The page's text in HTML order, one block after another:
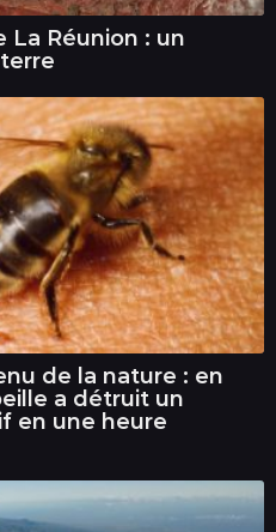
La Réunion : un
de la nature : en
a détruit un
en une heure